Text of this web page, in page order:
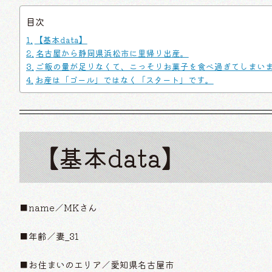
目次
【基本data】
名古屋から静岡県浜松市に里帰り出産。
ご飯の量が足りなくて、こっそりお菓子を食べ過ぎてしまい
お産は「ゴール」ではなく「スタート」です。
【基本data】
■name／MKさん
■年齢／妻_31
■お住まいのエリア／愛知県名古屋市